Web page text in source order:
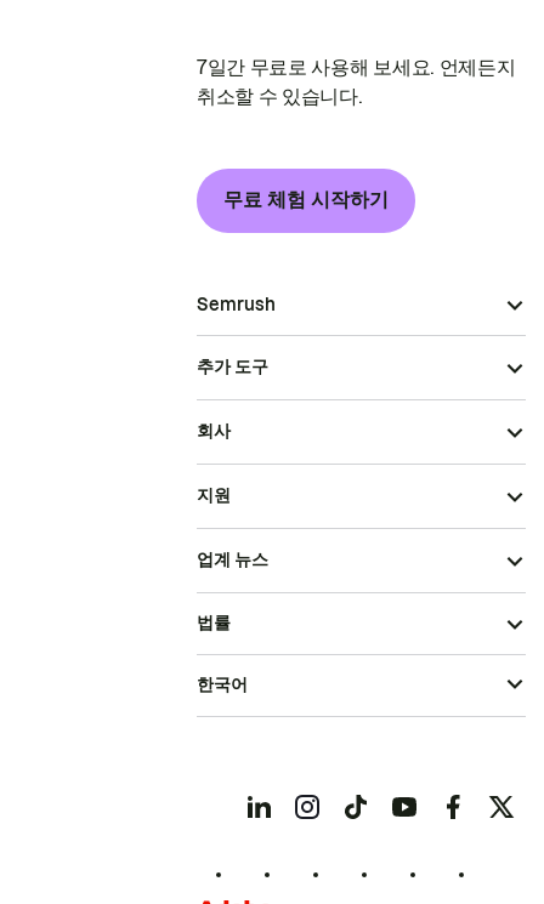
7일간 무료로 사용해 보세요. 언제든지
취소할 수 있습니다.
무료 체험 시작하기
Semrush
추가 도구
회사
지원
업계 뉴스
법률
한국어